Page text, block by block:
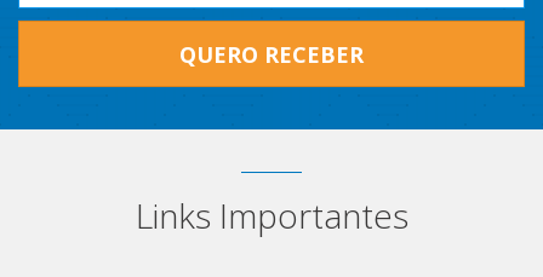
QUERO RECEBER
Links Importantes